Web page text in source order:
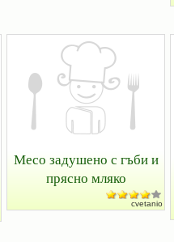
Месо задушено с гъби и
прясно мляко
cvetanio